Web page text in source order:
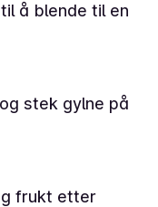
å blende til en
stek gylne på
frukt etter